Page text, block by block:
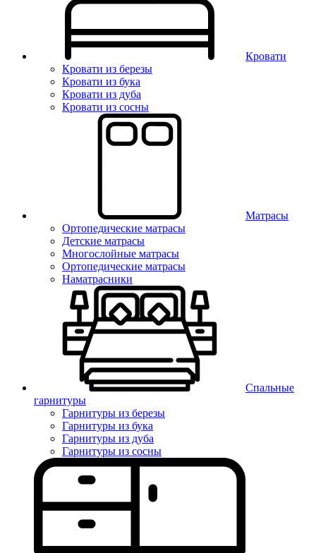
Кровати
Кровати из березы
Кровати из бука
Кровати из дуба
Кровати из сосны
Матрасы
Ортопедические матрасы
Детские матрасы
Многослойные матрасы
Ортопедические матрасы
Наматрасники
Спальные
гарнитуры
Гарнитуры из березы
Гарнитуры из бука
Гарнитуры из дуба
Гарнитуры из сосны